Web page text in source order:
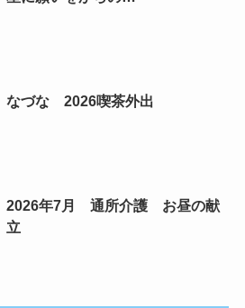
なづな 2026喫茶外出
2026年7月 通所介護 お昼の献
立